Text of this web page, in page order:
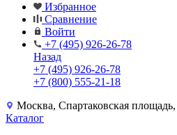
Избранное
Сравнение
Войти
+7 (495) 926-26-78
Назад
+7 (495) 926-26-78
+7 (800) 555-21-18
Москва, Спартаковская площадь,
Каталог